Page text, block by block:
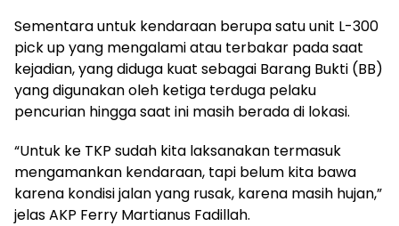
Sementara untuk kendaraan berupa satu unit L-300
pick up yang mengalami atau terbakar pada saat
kejadian, yang diduga kuat sebagai Barang Bukti (BB)
yang digunakan oleh ketiga terduga pelaku
pencurian hingga saat ini masih berada di lokasi.
“Untuk ke TKP sudah kita laksanakan termasuk
mengamankan kendaraan, tapi belum kita bawa
karena kondisi jalan yang rusak, karena masih hujan,”
jelas AKP Ferry Martianus Fadillah.